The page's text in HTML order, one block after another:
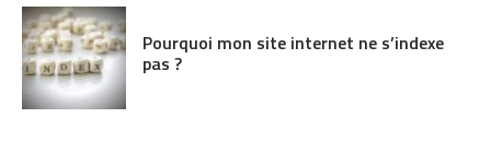
Pourquoi mon site internet ne s’indexe
pas ?